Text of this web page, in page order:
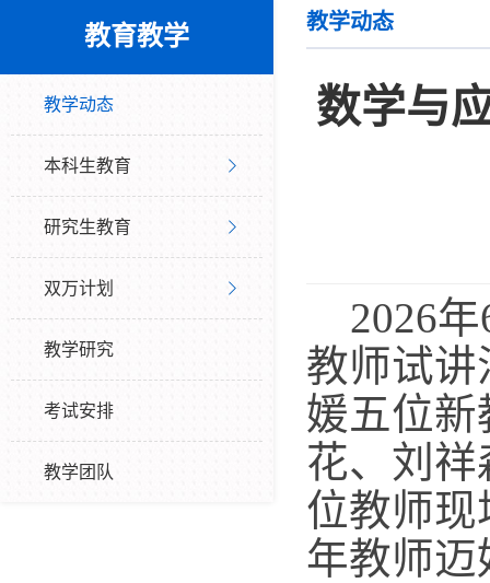
教育教学
教学动态
本科生教育
研究生教育
双万计划
教学研究
考试安排
教学团队
教学动态
数学与
2026
教师试
媛五位新
花、刘
位教师现
年教师迈